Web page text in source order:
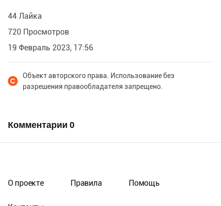
44 Лайка
720 Просмотров
19 Февраль 2023, 17:56
Объект авторского права. Использование без
разрешения правообладателя запрещено.
Комментарии 0
О проекте Правила Помощь